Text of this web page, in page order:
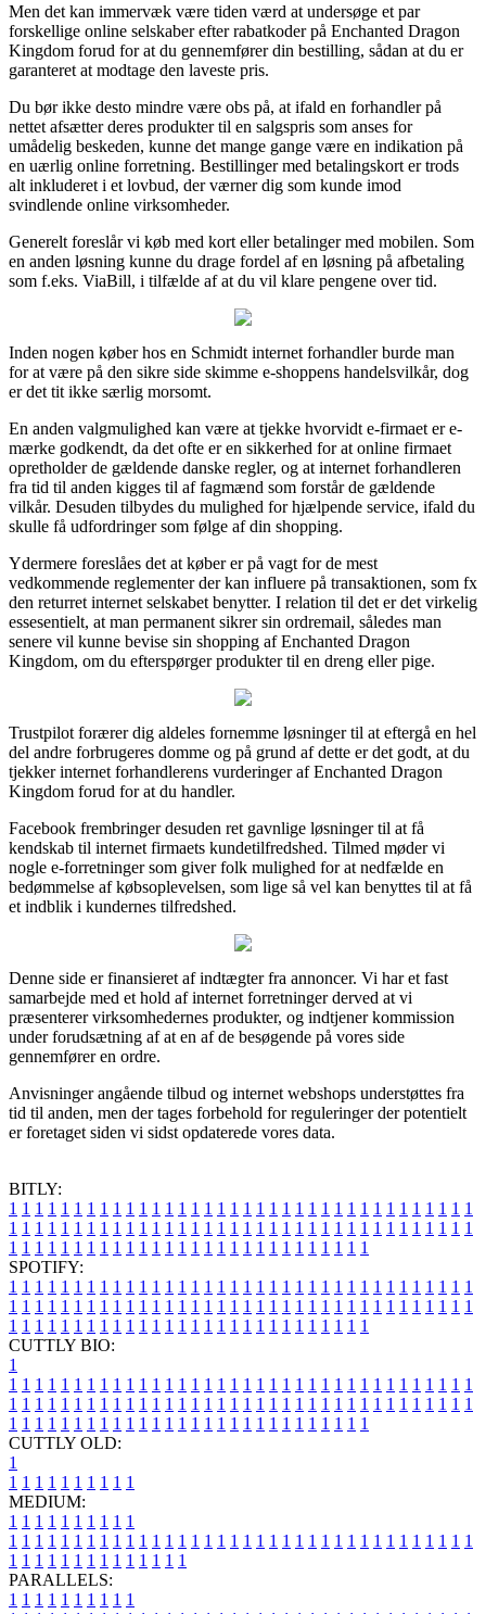
Men det kan immervæk være tiden værd at undersøge et par
forskellige online selskaber efter rabatkoder på Enchanted Dragon
Kingdom forud for at du gennemfører din bestilling, sådan at du er
garanteret at modtage den laveste pris.
Du bør ikke desto mindre være obs på, at ifald en forhandler på
nettet afsætter deres produkter til en salgspris som anses for
umådelig beskeden, kunne det mange gange være en indikation på
en uærlig online forretning. Bestillinger med betalingskort er trods
alt inkluderet i et lovbud, der værner dig som kunde imod
svindlende online virksomheder.
Generelt foreslår vi køb med kort eller betalinger med mobilen. Som
en anden løsning kunne du drage fordel af en løsning på afbetaling
som f.eks. ViaBill, i tilfælde af at du vil klare pengene over tid.
Inden nogen køber hos en Schmidt internet forhandler burde man
for at være på den sikre side skimme e-shoppens handelsvilkår, dog
er det tit ikke særlig morsomt.
En anden valgmulighed kan være at tjekke hvorvidt e-firmaet er e-
mærke godkendt, da det ofte er en sikkerhed for at online firmaet
opretholder de gældende danske regler, og at internet forhandleren
fra tid til anden kigges til af fagmænd som forstår de gældende
vilkår. Desuden tilbydes du mulighed for hjælpende service, ifald du
skulle få udfordringer som følge af din shopping.
Ydermere foreslåes det at køber er på vagt for de mest
vedkommende reglementer der kan influere på transaktionen, som fx
den returret internet selskabet benytter. I relation til det er det virkelig
essesentielt, at man permanent sikrer sin ordremail, således man
senere vil kunne bevise sin shopping af Enchanted Dragon
Kingdom, om du efterspørger produkter til en dreng eller pige.
Trustpilot forærer dig aldeles fornemme løsninger til at eftergå en hel
del andre forbrugeres domme og på grund af dette er det godt, at du
tjekker internet forhandlerens vurderinger af Enchanted Dragon
Kingdom forud for at du handler.
Facebook frembringer desuden ret gavnlige løsninger til at få
kendskab til internet firmaets kundetilfredshed. Tilmed møder vi
nogle e-forretninger som giver folk mulighed for at nedfælde en
bedømmelse af købsoplevelsen, som lige så vel kan benyttes til at få
et indblik i kundernes tilfredshed.
Denne side er finansieret af indtægter fra annoncer. Vi har et fast
samarbejde med et hold af internet forretninger derved at vi
præsenterer virksomhedernes produkter, og indtjener kommission
under forudsætning af at en af de besøgende på vores side
gennemfører en ordre.
Anvisninger angående tilbud og internet webshops understøttes fra
tid til anden, men der tages forbehold for reguleringer der potentielt
er foretaget siden vi sidst opdaterede vores data.
BITLY:
1 1 1 1 1 1 1 1 1 1 1 1 1 1 1 1 1 1 1 1 1 1 1 1 1 1 1 1 1 1 1 1 1 1 1 1
1 1 1 1 1 1 1 1 1 1 1 1 1 1 1 1 1 1 1 1 1 1 1 1 1 1 1 1 1 1 1 1 1 1 1 1
1 1 1 1 1 1 1 1 1 1 1 1 1 1 1 1 1 1 1 1 1 1 1 1 1 1 1 1
SPOTIFY:
1 1 1 1 1 1 1 1 1 1 1 1 1 1 1 1 1 1 1 1 1 1 1 1 1 1 1 1 1 1 1 1 1 1 1 1
1 1 1 1 1 1 1 1 1 1 1 1 1 1 1 1 1 1 1 1 1 1 1 1 1 1 1 1 1 1 1 1 1 1 1 1
1 1 1 1 1 1 1 1 1 1 1 1 1 1 1 1 1 1 1 1 1 1 1 1 1 1 1 1
CUTTLY BIO:
1
1 1 1 1 1 1 1 1 1 1 1 1 1 1 1 1 1 1 1 1 1 1 1 1 1 1 1 1 1 1 1 1 1 1 1 1
1 1 1 1 1 1 1 1 1 1 1 1 1 1 1 1 1 1 1 1 1 1 1 1 1 1 1 1 1 1 1 1 1 1 1 1
1 1 1 1 1 1 1 1 1 1 1 1 1 1 1 1 1 1 1 1 1 1 1 1 1 1 1 1
CUTTLY OLD:
1
1 1 1 1 1 1 1 1 1 1
MEDIUM:
1 1 1 1 1 1 1 1 1 1
1 1 1 1 1 1 1 1 1 1 1 1 1 1 1 1 1 1 1 1 1 1 1 1 1 1 1 1 1 1 1 1 1 1 1 1
1 1 1 1 1 1 1 1 1 1 1 1 1 1
PARALLELS:
1 1 1 1 1 1 1 1 1 1